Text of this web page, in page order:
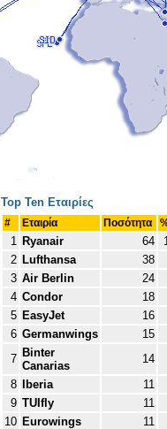
Top Ten Εταιρίες
# Εταιρία Ποσότητα
1 Ryanair 64
2 Lufthansa 38
3 Air Berlin 24
4 Condor 18
5 EasyJet 16
6 Germanwings 15
7 Binter
Canarias
14
8
Iberia 11
9 TUIfly 11
10 Eurowings 11